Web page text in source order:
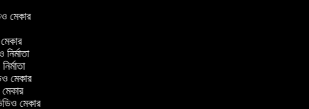
মেকার
নির্মাতা
মেকার
মেকার
মেকার